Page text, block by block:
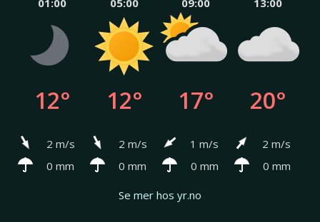
12°
2 m/s
0 mm
12°
2 m/s
0 mm
17°
1 m/s
0 mm
20°
2 m/s
0 mm
Se mer hos yr.no